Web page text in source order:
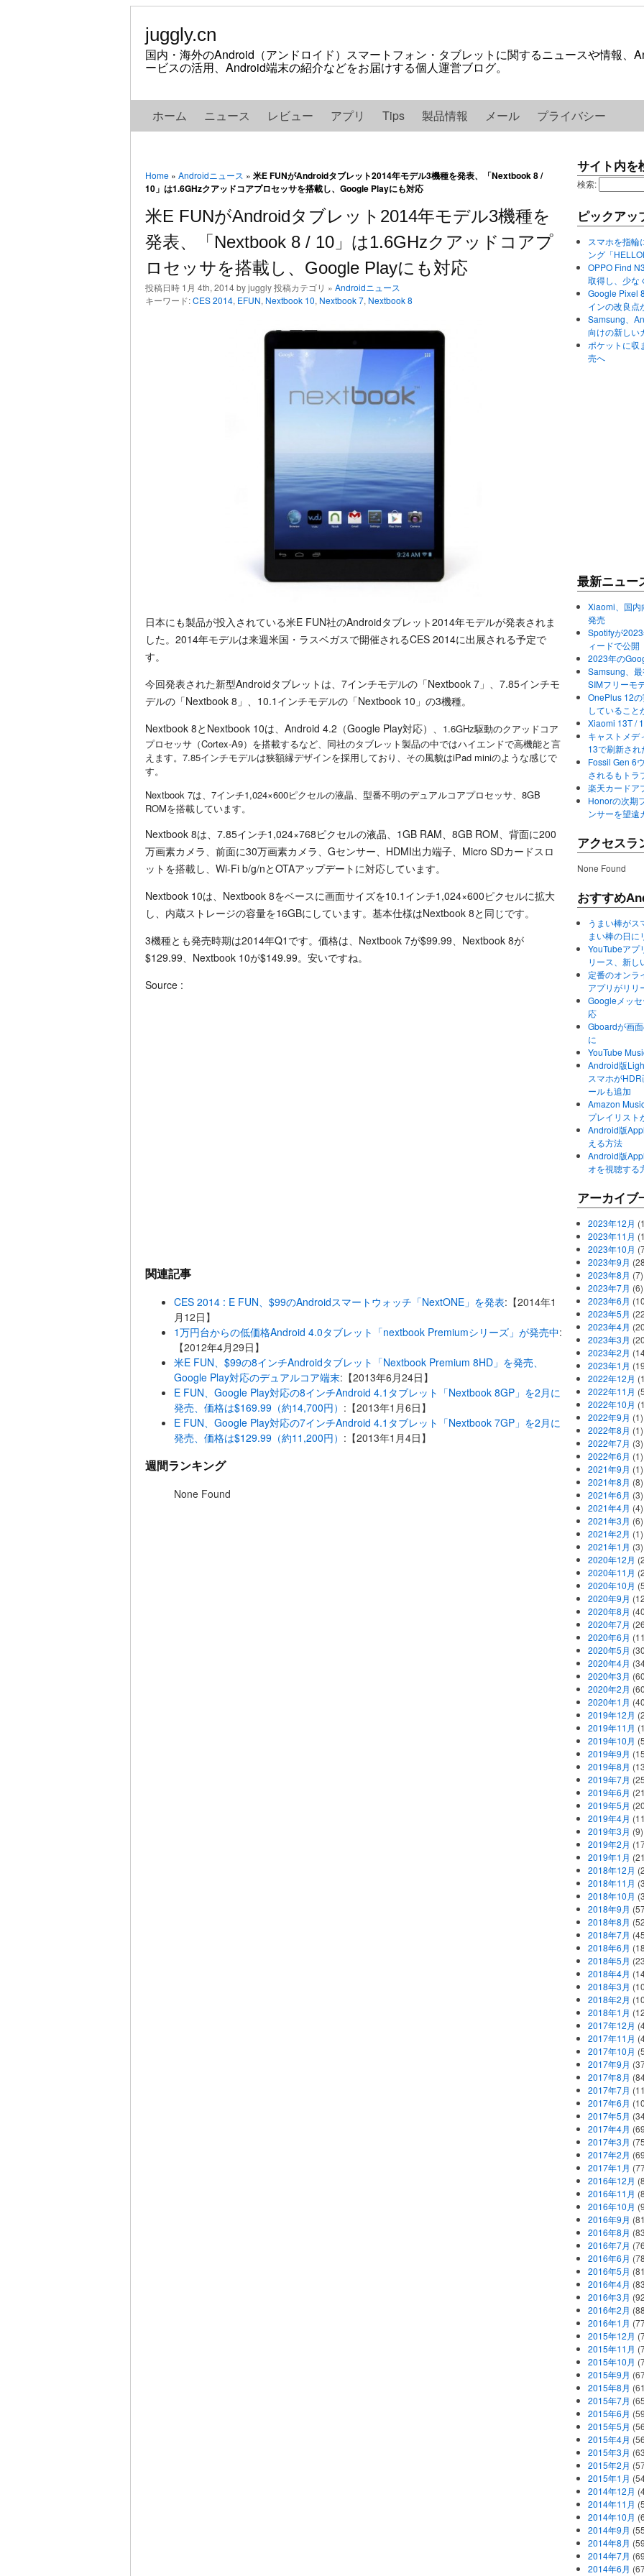
juggly.cn
国内・海外のAndroid（アンドロイド）スマートフォン・タブレットに関するニュースや情報、
ービスの活用、Android端末の紹介などをお届けする個人運営ブログ。
ホーム ニュース レビュー アプリ Tips 製品情報 メール プライバシー
Home » Androidニュース » 米E FUNがAndroidタブレット2014年モデル3機種を発表、「Nextbook 8 /
10」は1.6GHzクアッドコアプロセッサを搭載し、Google Playにも対応
米E FUNがAndroidタブレット2014年モデル3機種を
発表、「Nextbook 8 / 10」は1.6GHzクアッドコアプ
ロセッサを搭載し、Google Playにも対応
投稿日時 1月 4th, 2014 by juggly 投稿カテゴリ » Androidニュース
キーワード:CES 2014, EFUN, Nextbook 10, Nextbook 7, Nextbook 8
日本にも製品が投入されている米E FUN社のAndroidタブレット2014年モデルが発表されま
した。2014年モデルは来週米国・ラスベガスで開催されるCES 2014に出展される予定で
す。
今回発表された新型Androidタブレットは、7インチモデルの「Nextbook 7」、7.85インチモ
デルの「Nextbook 8」、10.1インチモデルの「Nextbook 10」の3機種。
Nextbook 8とNextbook 10は、Android 4.2（Google Play対応）、 1.6GHz駆動のクアッドコア
プロセッサ（Cortex-A9）を搭載するなど、同社のタブレット製品の中ではハイエンドで高機能と言
えます。7.85インチモデルは狭額縁デザインを採用しており、その風貌はiPad miniのような感じで
す。
Nextbook 7は、7インチ1,024×600ピクセルの液晶、型番不明のデュアルコアプロセッサ、8GB
ROMを搭載しています。
Nextbook 8は、7.85インチ1,024×768ピクセルの液晶、1GB RAM、8GB ROM、背面に200
万画素カメラ、前面に30万画素カメラ、Gセンサー、HDMI出力端子、Micro SDカードスロ
ットを搭載し、Wi-Fi b/g/nとOTAアップデートに対応しています。
Nextbook 10は、Nextbook 8をベースに画面サイズを10.1インチ1,024×600ピクセルに拡大
し、内蔵ストレージの容量を16GBにしています。基本仕様はNextbook 8と同じです。
3機種とも発売時期は2014年Q1です。価格は、Nextbook 7が$99.99、Nextbook 8が
$129.99、Nextbook 10が$149.99。安いですね。
Source :
関連記事
CES 2014 : E FUN、$99のAndroidスマートウォッチ「NextONE」を発表:【2014年1
月12日】
1万円台からの低価格Android 4.0タブレット「nextbook Premiumシリーズ」が発売中:
【2012年4月29日】
米E FUN、$99の8インチAndroidタブレット「Nextbook Premium 8HD」を発売、
Google Play対応のデュアルコア端末:【2013年6月24日】
E FUN、Google Play対応の8インチAndroid 4.1タブレット「Nextbook 8GP」を2月に
発売、価格は$169.99（約14,700円） :【2013年1月6日】
E FUN、Google Play対応の7インチAndroid 4.1タブレット「Nextbook 7GP」を2月に
発売、価格は$129.99（約11,200円） :【2013年1月4日】
週間ランキング
None Found
サイト内を
検索:
ピックアッ
スマホを指輪
ング「
OPPO Find
取得し、少な
Google Pixel
インの改良点
Samsung、
向けの新しい
ポケットに収
売へ
最新ニュー
Xiaomi、国内
発売
Spotifyが
ィードで公開
2023年の
Samsung、
SIMフリーモ
OnePlus 12
していること
Xiaomi 13T /
キャストメデ
13で刷新さ
Fossil Gen 6
されるもトラ
楽天カードア
Honorの次期
ンサーを望遠
アクセスラ
None Found
おすすめ
うまい棒がス
まい棒の日に
YouTubeアプ
リース、新し
定番のオンラ
アプリがリリ
Googleメッ
応
Gboardが画
に
YouTube
Android版
スマホが
ールも追加
Amazon
プレイリスト
Android版
える方法
Android版
オを視聴する
アーカイブ
2023年12月
2023年11月
2023年10月
2023年9月
2023年8月 (7)
2023年7月 (6)
2023年6月
2023年5月
2023年4月
2023年3月
2023年2月
2023年1月
2022年12月
2022年11月
2022年10月
2022年9月 (1)
2022年8月 (1)
2022年7月 (3)
2022年6月 (1)
2021年9月 (1)
2021年8月 (8)
2021年6月 (3)
2021年4月 (4)
2021年3月 (6)
2021年2月 (1)
2021年1月 (3)
2020年12月
2020年11月
2020年10月
2020年9月
2020年8月
2020年7月
2020年6月
2020年5月
2020年4月
2020年3月
2020年2月
2020年1月
2019年12月
2019年11月
2019年10月
2019年9月
2019年8月
2019年7月
2019年6月
2019年5月
2019年4月
2019年3月 (9)
2019年2月
2019年1月
2018年12月
2018年11月
2018年10月
2018年9月
2018年8月
2018年7月
2018年6月
2018年5月
2018年4月
2018年3月
2018年2月
2018年1月
2017年12月
2017年11月
2017年10月
2017年9月
2017年8月
2017年7月
2017年6月
2017年5月
2017年4月
2017年3月
2017年2月
2017年1月
2016年12月
2016年11月
2016年10月
2016年9月
2016年8月
2016年7月
2016年6月
2016年5月
2016年4月
2016年3月
2016年2月
2016年1月
2015年12月
2015年11月
2015年10月
2015年9月
2015年8月
2015年7月
2015年6月
2015年5月
2015年4月
2015年3月
2015年2月
2015年1月
2014年12月
2014年11月
2014年10月
2014年9月
2014年8月
2014年7月
2014年6月